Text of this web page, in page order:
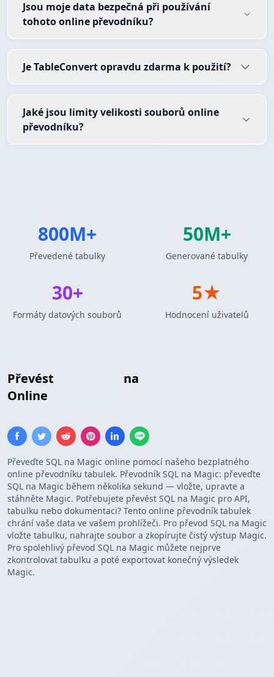
Převést na
Online
Převeďte SQL na Magic online pomocí našeho bezplatného
online převodníku tabulek. Převodník SQL na Magic: převeďte
SQL na Magic během několika sekund — vložte, upravte a
stáhněte Magic. Potřebujete převést SQL na Magic pro API,
tabulku nebo dokumentaci? Tento online převodník tabulek
chrání vaše data ve vašem prohlížeči. Pro převod SQL na Magic
vložte tabulku, nahrajte soubor a zkopírujte čistý výstup Magic.
Pro spolehlivý převod SQL na Magic můžete nejprve
zkontrolovat tabulku a poté exportovat konečný výsledek
Magic.
Jsou moje data bezpečná při používání
tohoto online převodníku?
Je TableConvert opravdu zdarma k použití?
Jaké jsou limity velikosti souborů online
převodníku?
800M+
Převedené tabulky
50M+
Generované tabulky
30+
Formáty datových souborů
5★
Hodnocení uživatelů